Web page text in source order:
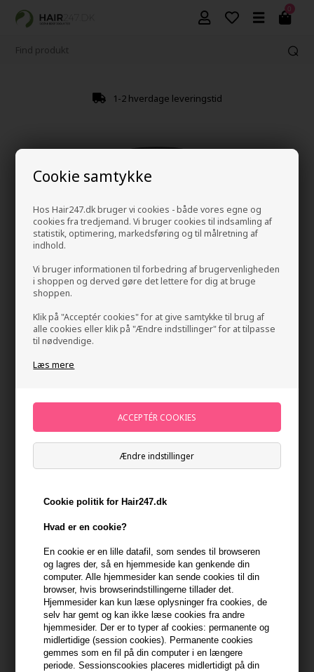
Cookie samtykke
Hos Hair247.dk bruger vi cookies - både vores egne og
cookies fra tredjemand. Vi bruger cookies til indsamling af
statistik, optimering, markedsføring og til målretning af
indhold.
Vi bruger informationen til forbedring af brugervenligheden
i shoppen og derved gøre det lettere for dig at bruge
shoppen.
Klik på "Acceptér cookies" for at give samtykke til brug af
alle cookies eller klik på "Ændre indstillinger" for at tilpasse
til nødvendige.
Læs mere
Ændre indstillinger
Cookie politik for Hair247.dk
Hvad er en cookie?
En cookie er en lille datafil, som sendes til browseren
og lagres der, så en hjemmeside kan genkende din
computer. Alle hjemmesider kan sende cookies til din
browser, hvis browserindstillingerne tillader det.
Hjemmesider kan kun læse oplysninger fra cookies, de
selv har gemt og kan ikke læse cookies fra andre
hjemmesider. Der er to typer af cookies: permanente og
midlertidige (session cookies). Permanente cookies
gemmes som en fil på din computer i en længere
periode. Sessionscookies placeres midlertidigt på din
0
1-2 hverdage leveringstid
KMS ColorVitality Blonde Conditioner 250 ml
Mærker»KMS Brand:
148,00DKK
På lager- Leveringstid 1-2 dage
Du får 7 DKK til dit næste køb når du køber denne vare -Vis
min konto
399,10 DKK FRA GRATIS FRAGT